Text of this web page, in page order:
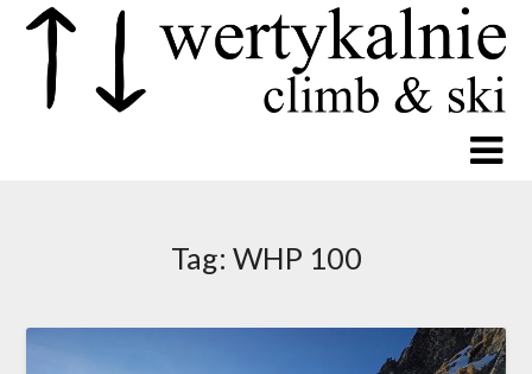
Tag: WHP 100